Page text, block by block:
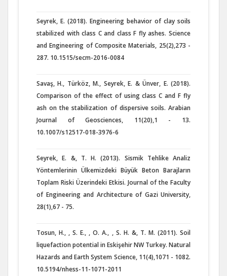
Seyrek, E. (2018). Engineering behavior of clay soils
stabilized with class C and class F fly ashes. Science
and Engineering of Composite Materials, 25(2),273 -
287. 10.1515/secm-2016-0084
Savaş, H., Türköz, M., Seyrek, E. & Ünver, E. (2018).
Comparison of the effect of using class C and F fly
ash on the stabilization of dispersive soils. Arabian
Journal of Geosciences, 11(20),1 - 13.
10.1007/s12517-018-3976-6
Seyrek, E. &, T. H. (2013). Sismik Tehlike Analiz
Yöntemlerinin Ülkemizdeki Büyük Beton Barajların
Toplam Riski Üzerindeki Etkisi. Journal of the Faculty
of Engineering and Architecture of Gazi University,
28(1),67 - 75.
Tosun, H., , S. E., , O. A., , S. H. &, T. M. (2011). Soil
liquefaction potential in Eskişehir NW Turkey. Natural
Hazards and Earth System Science, 11(4),1071 - 1082.
10.5194/nhess-11-1071-2011